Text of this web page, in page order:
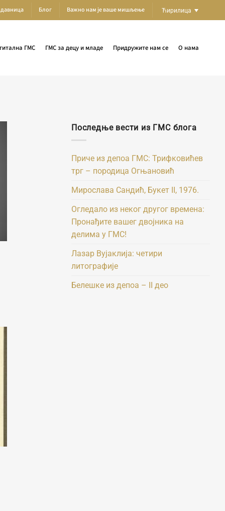
Блог Важно нам је ваше мишљење Ћирилица
ГМС ГМС за децу и младе Придружите нам се О нама
Последње вести из ГМС блога
Приче из депоа ГМС: Трифковићев
трг – породица Огњановић
Мирослава Сандић, Букет II, 1976.
Огледало из неког другог времена:
Пронађите вашег двојника на
делима у ГМС!
Лазар Вујаклија: четири
литографије
Белешке из депоа – II део